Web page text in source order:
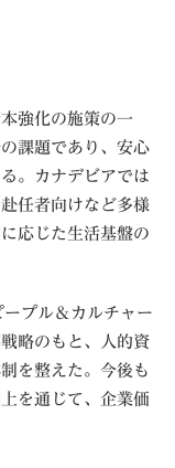
強化の施策の一
課題であり、安心
。カナデビアでは
任者向けなど多様
応じた生活基盤の
プル＆カルチャー
略のもと、人的資
を整えた。今後も
を通じて、企業価